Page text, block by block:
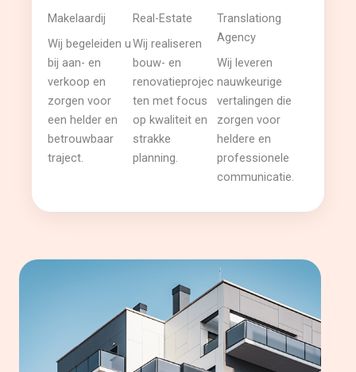
Makelaardij
Wij begeleiden u
bij aan- en
verkoop en
zorgen voor
een helder en
betrouwbaar
traject.
Real-Estate
Wij realiseren
bouw- en
renovatieprojec
ten met focus
op kwaliteit en
strakke
planning.
Translationg
Agency
Wij leveren
nauwkeurige
vertalingen die
zorgen voor
heldere en
professionele
communicatie.